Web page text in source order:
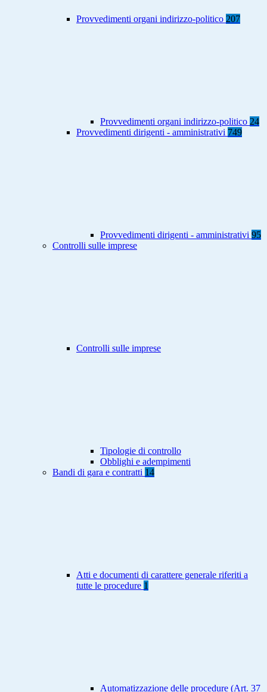
Provvedimenti organi indirizzo-politico 207
Provvedimenti organi indirizzo-politico 24
Provvedimenti dirigenti - amministrativi 749
Provvedimenti dirigenti - amministrativi 95
Controlli sulle imprese
Controlli sulle imprese
Tipologie di controllo
Obblighi e adempimenti
Bandi di gara e contratti 14
Atti e documenti di carattere generale riferiti a
tutte le procedure 1
Automatizzazione delle procedure (Art. 37